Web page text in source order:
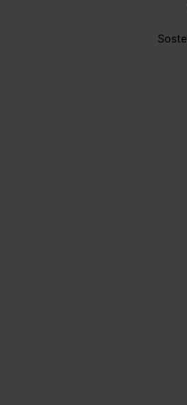
Sostenuti da valori forti, trasmessi da mio padre, e guidati da una visione chiara, scriviamo la nostra storia insieme a